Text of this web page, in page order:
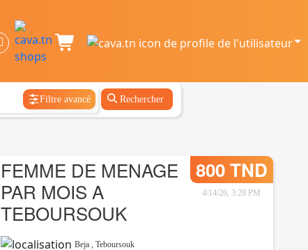
Filtre avancé Rechercher
FEMME DE MENAGE
PAR MOIS A
TEBOURSOUK
800 TND
4/14/26, 3:28 PM
Beja ,Teboursouk